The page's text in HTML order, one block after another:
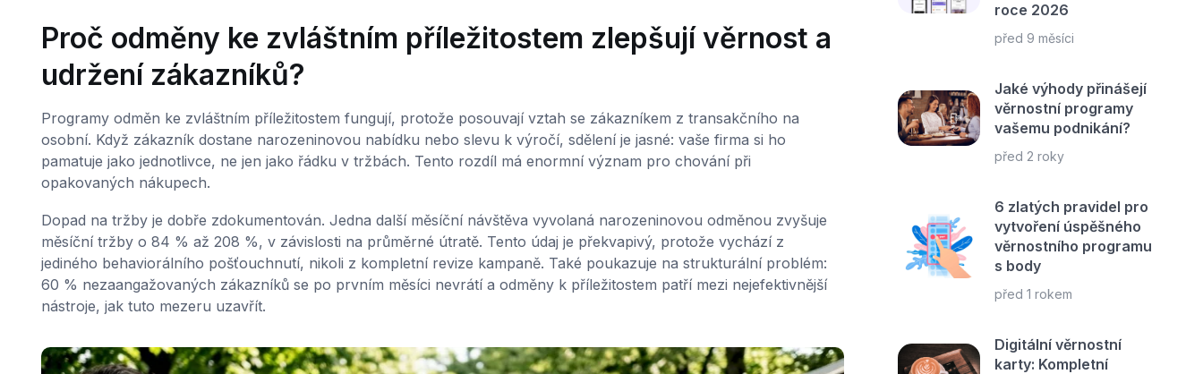
Proč odměny ke zvláštním příležitostem zlepšují věrnost a
udržení zákazníků?
Programy odměn ke zvláštním příležitostem fungují, protože posouvají vztah se zákazníkem z transakčního na
osobní. Když zákazník dostane narozeninovou nabídku nebo slevu k výročí, sdělení je jasné: vaše firma si ho
pamatuje jako jednotlivce, ne jen jako řádku v tržbách. Tento rozdíl má enormní význam pro chování při
opakovaných nákupech.
Dopad na tržby je dobře zdokumentován. Jedna další měsíční návštěva vyvolaná narozeninovou odměnou zvyšuje
měsíční tržby o 84 % až 208 %, v závislosti na průměrné útratě. Tento údaj je překvapivý, protože vychází z
jediného behaviorálního pošťouchnutí, nikoli z kompletní revize kampaně. Také poukazuje na strukturální problém:
60 % nezaangažovaných zákazníků se po prvním měsíci nevrátí a odměny k příležitostem patří mezi nejefektivnější
nástroje, jak tuto mezeru uzavřít.
roce 2026
před 9 měsíci
Jaké výhody přinášejí
věrnostní programy
vašemu podnikání?
před 2 roky
6 zlatých pravidel pro
vytvoření úspěšného
věrnostního programu
s body
před 1 rokem
Digitální věrnostní
karty: Kompletní